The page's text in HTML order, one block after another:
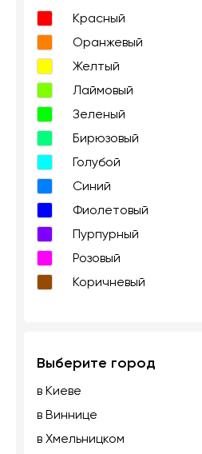
Красный
Оранжевый
Желтый
Лаймовый
Зеленый
Бирюзовый
Голубой
Синий
Фиолетовый
Пурпурный
Розовый
Коричневый
Выберите город
в Киеве
в Виннице
в Хмельницком